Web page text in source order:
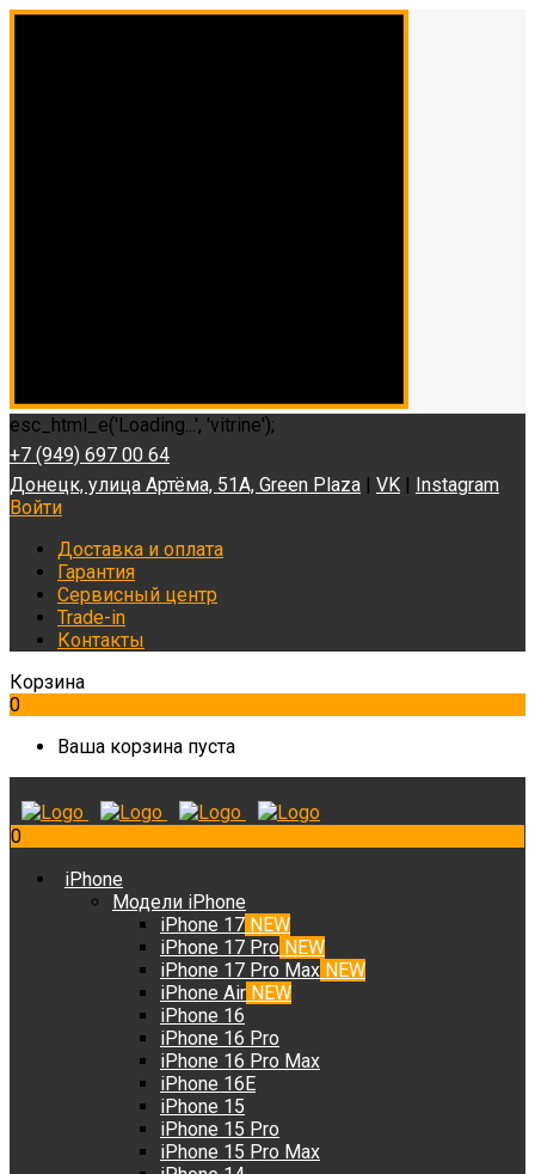
esc_html_e('Loading...', 'vitrine');
+7 (949) 697 00 64
Донецк, улица Артёма, 51А, Green Plaza | VK | Instagram
Войти
Доставка и оплата
Гарантия
Сервисный центр
Trade-in
Контакты
Корзина
0
Ваша корзина пуста
0
iPhone
Модели iPhone
iPhone 17 NEW
iPhone 17 Pro NEW
iPhone 17 Pro Max NEW
iPhone Air NEW
iPhone 16
iPhone 16 Pro
iPhone 16 Pro Max
iPhone 16E
iPhone 15
iPhone 15 Pro
iPhone 15 Pro Max